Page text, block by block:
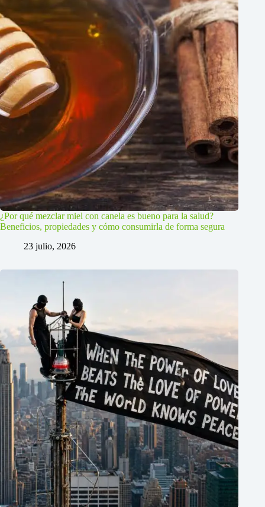
¿Por qué mezclar miel con canela es bueno para la salud?
Beneficios, propiedades y cómo consumirla de forma segura
23 julio, 2026